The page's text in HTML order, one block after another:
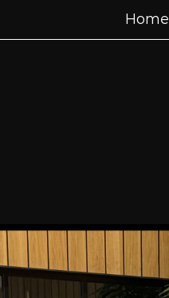
Home